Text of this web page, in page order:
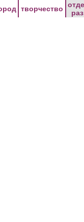
творчество